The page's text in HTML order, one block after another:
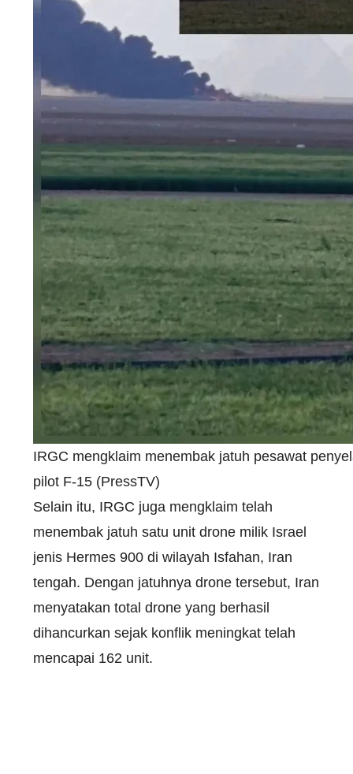
IRGC mengklaim menembak jatuh pesawat
pilot F-15 (PressTV)
Selain itu, IRGC juga mengklaim telah
menembak jatuh satu unit drone milik Israel
jenis Hermes 900 di wilayah Isfahan, Iran
tengah. Dengan jatuhnya drone tersebut, Iran
menyatakan total drone yang berhasil
dihancurkan sejak konflik meningkat telah
mencapai 162 unit.